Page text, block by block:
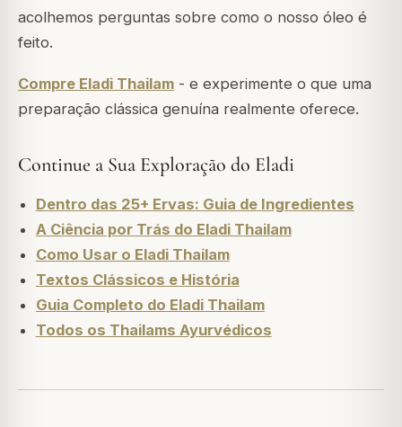
acolhemos perguntas sobre como o nosso óleo é
feito.
Compre Eladi Thailam - e experimente o que uma
preparação clássica genuína realmente oferece.
Continue a Sua Exploração do Eladi
Dentro das 25+ Ervas: Guia de Ingredientes
A Ciência por Trás do Eladi Thailam
Como Usar o Eladi Thailam
Textos Clássicos e História
Guia Completo do Eladi Thailam
Todos os Thailams Ayurvédicos